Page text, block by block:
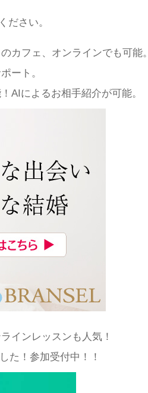
ください。
カフェ、オンラインでも可能。
ート。
AIによるお相手紹介が可能。
インレッスンも人気！
た！参加受付中！！